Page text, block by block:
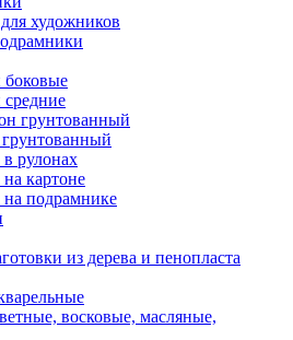
художников
грунтованный
рулонах
картоне
подрамнике
из дерева и пенопласта
восковые, масляные,